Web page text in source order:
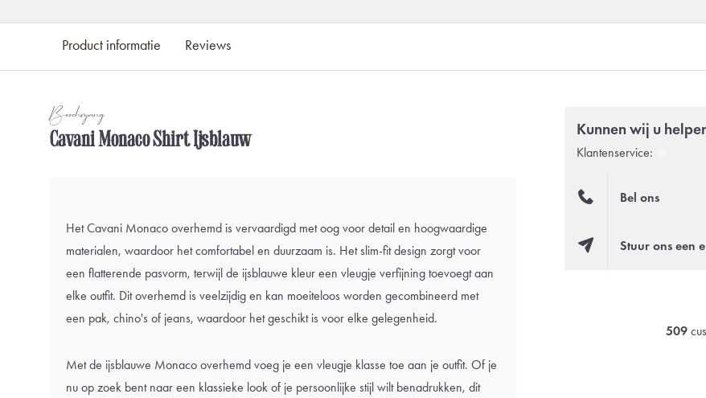
Product informatie Reviews
Beschrijving
Cavani Monaco Shirt Ijsblauw
Het Cavani Monaco overhemd is vervaardigd met oog voor detail en hoogwaardige
materialen, waardoor het comfortabel en duurzaam is. Het slim-fit design zorgt voor
een flatterende pasvorm, terwijl de ijsblauwe kleur een vleugje verfijning toevoegt aan
elke outfit. Dit overhemd is veelzijdig en kan moeiteloos worden gecombineerd met
een pak, chino's of jeans, waardoor het geschikt is voor elke gelegenheid.
Met de ijsblauwe Monaco overhemd voeg je een vleugje klasse toe aan je outfit. Of je
nu op zoek bent naar een klassieke look of je persoonlijke stijl wilt benadrukken, dit
Kunnen wij u
Klantenservice:
Bel ons
Stuur ons een
509